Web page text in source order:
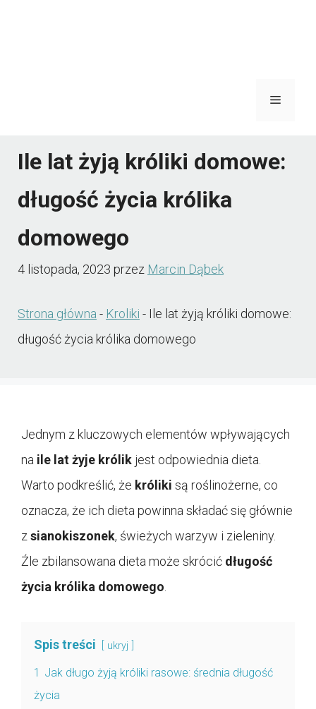
Menu
Ile lat żyją króliki domowe:
długość życia królika
domowego
4 listopada, 2023 przez Marcin Dąbek
Strona główna - Kroliki - Ile lat żyją króliki domowe:
długość życia królika domowego
Jednym z kluczowych elementów wpływających
na ile lat żyje królik jest odpowiednia dieta.
Warto podkreślić, że króliki są roślinożerne, co
oznacza, że ich dieta powinna składać się głównie
z sianokiszonek, świeżych warzyw i zieleniny.
Źle zbilansowana dieta może skrócić długość
życia królika domowego
Spis treści ukryj
1 Jak długo żyją króliki rasowe: średnia długość
życia